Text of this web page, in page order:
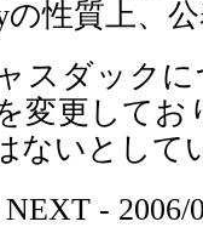
の性質上、
スダック
変更してお
ないとして
NEXT - 2006/